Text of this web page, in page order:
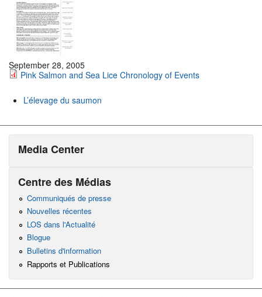
Passez à l'action
September 28, 2005
Pink Salmon and Sea Lice Chronology of Events
L’élevage du saumon
Media Center
Centre des Médias
Communiqués de presse
Nouvelles récentes
LOS dans l'Actualité
Blogue
Bulletins d'information
Rapports et Publications